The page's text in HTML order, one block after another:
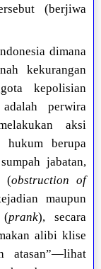
(berjiwa
dimana
kekurangan
kepolisian
perwira
aksi
hukum berupa
jabatan,
(obstruction of
maupun
(prank), secara
alibi klise
atasan”—lihat